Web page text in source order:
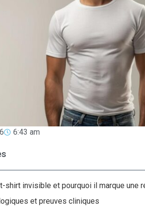
6:43 am
shirt invisible et pourquoi il marque une
et preuves cliniques